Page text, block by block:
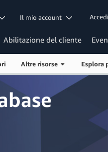
Il mio account Accedi
Abilitazione del cliente
Altre risorse Esplora